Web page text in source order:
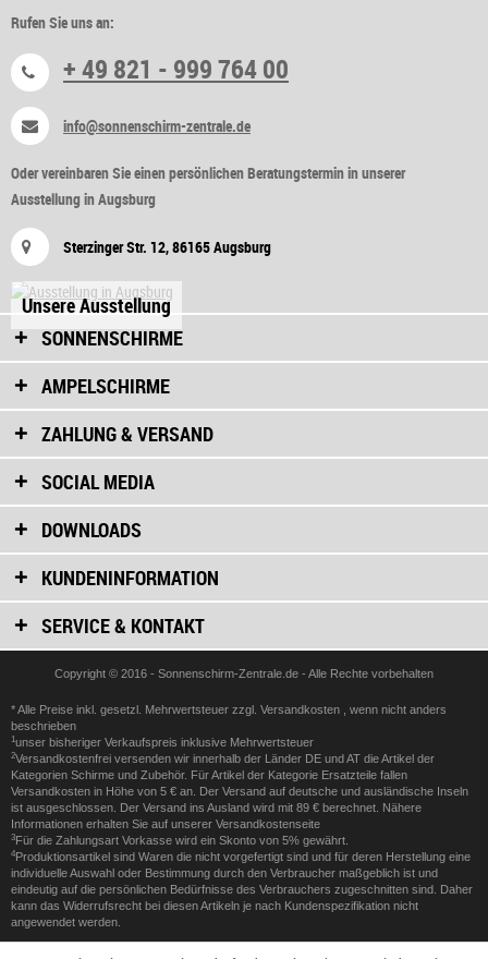
Rufen Sie uns an:
+ 49 821 - 999 764 00
info@sonnenschirm-zentrale.de
Oder vereinbaren Sie einen persönlichen Beratungstermin in unserer
Ausstellung in Augsburg
Sterzinger Str. 12, 86165 Augsburg
Unsere Ausstellung
SONNENSCHIRME
AMPELSCHIRME
ZAHLUNG & VERSAND
SOCIAL MEDIA
DOWNLOADS
KUNDENINFORMATION
SERVICE & KONTAKT
Copyright © 2016 - Sonnenschirm-Zentrale.de - Alle Rechte vorbehalten
* Alle Preise inkl. gesetzl. Mehrwertsteuer zzgl. Versandkosten
, wenn nicht anders
beschrieben
1unser bisheriger Verkaufspreis inklusive Mehrwertsteuer
2Versandkostenfrei versenden wir innerhalb der Länder DE und AT die Artikel der
Kategorien Schirme und Zubehör. Für Artikel der Kategorie Ersatzteile fallen
Versandkosten in Höhe von 5 € an. Der Versand auf deutsche und ausländische Inseln
ist ausgeschlossen. Der Versand ins Ausland wird mit 89 € berechnet. Nähere
Informationen erhalten Sie auf unserer Versandkostenseite
3Für die Zahlungsart Vorkasse wird ein Skonto von 5% gewährt.
4Produktionsartikel sind Waren die nicht vorgefertigt sind und für deren Herstellung eine
individuelle Auswahl oder Bestimmung durch den Verbraucher maßgeblich ist und
eindeutig auf die persönlichen Bedürfnisse des Verbrauchers zugeschnitten sind. Daher
kann das Widerrufsrecht bei diesen Artikeln je nach Kundenspezifikation nicht
angewendet werden.